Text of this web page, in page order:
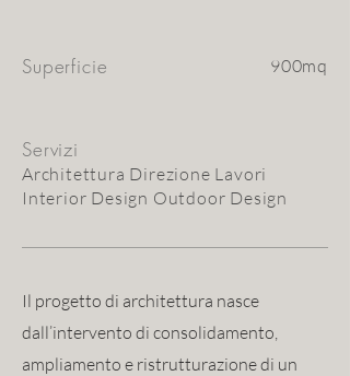
Superficie 900mq
Servizi
Architettura Direzione Lavori
Interior Design Outdoor Design
Il progetto di architettura nasce
dall’intervento di consolidamento,
ampliamento e ristrutturazione di un